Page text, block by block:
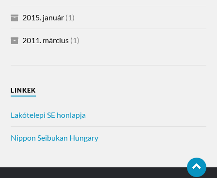
2015. január (1)
2011. március (1)
LINKEK
Lakótelepi SE honlapja
Nippon Seibukan Hungary